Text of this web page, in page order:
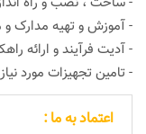
- آموزش و تهیه مدارک
- آدیت فرآیند و ارائه
- تامین تجهیزات مورد
اعتماد به ما :